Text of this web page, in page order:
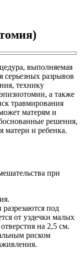
выполняемая
серьезных разрывов
технику
а также
травмирования
матерям и
решения,
матери и ребенка.
при
под
от уздечки малых
на 2,5 см.
риском